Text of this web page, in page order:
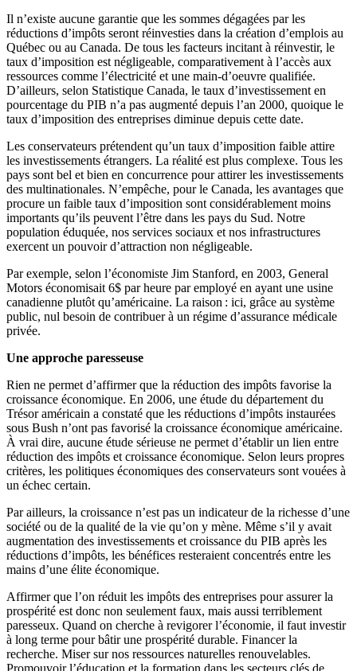
Il n’existe aucune garantie que les sommes dégagées par les
réductions d’impôts seront réinvesties dans la création d’emplois au
Québec ou au Canada. De tous les facteurs incitant à réinvestir, le
taux d’imposition est négligeable, comparativement à l’accès aux
ressources comme l’électricité et une main-d’oeuvre qualifiée.
D’ailleurs, selon Statistique Canada, le taux d’investissement en
pourcentage du PIB n’a pas augmenté depuis l’an 2000, quoique le
taux d’imposition des entreprises diminue depuis cette date.
Les conservateurs prétendent qu’un taux d’imposition faible attire
les investissements étrangers. La réalité est plus complexe. Tous les
pays sont bel et bien en concurrence pour attirer les investissements
des multinationales. N’empêche, pour le Canada, les avantages que
procure un faible taux d’imposition sont considérablement moins
importants qu’ils peuvent l’être dans les pays du Sud. Notre
population éduquée, nos services sociaux et nos infrastructures
exercent un pouvoir d’attraction non négligeable.
Par exemple, selon l’économiste Jim Stanford, en 2003, General
Motors économisait 6$ par heure par employé en ayant une usine
canadienne plutôt qu’américaine. La raison : ici, grâce au système
public, nul besoin de contribuer à un régime d’assurance médicale
privée.
Une approche paresseuse
Rien ne permet d’affirmer que la réduction des impôts favorise la
croissance économique. En 2006, une étude du département du
Trésor américain a constaté que les réductions d’impôts instaurées
sous Bush n’ont pas favorisé la croissance économique américaine.
À vrai dire, aucune étude sérieuse ne permet d’établir un lien entre
réduction des impôts et croissance économique. Selon leurs propres
critères, les politiques économiques des conservateurs sont vouées à
un échec certain.
Par ailleurs, la croissance n’est pas un indicateur de la richesse d’une
société ou de la qualité de la vie qu’on y mène. Même s’il y avait
augmentation des investissements et croissance du PIB après les
réductions d’impôts, les bénéfices resteraient concentrés entre les
mains d’une élite économique.
Affirmer que l’on réduit les impôts des entreprises pour assurer la
prospérité est donc non seulement faux, mais aussi terriblement
paresseux. Quand on cherche à revigorer l’économie, il faut investir
à long terme pour bâtir une prospérité durable. Financer la
recherche. Miser sur nos ressources naturelles renouvelables.
Promouvoir l’éducation et la formation dans les secteurs clés de